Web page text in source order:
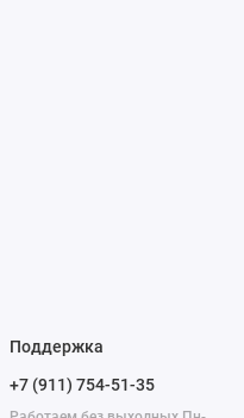
Поддержка
+7 (911) 754-51-35